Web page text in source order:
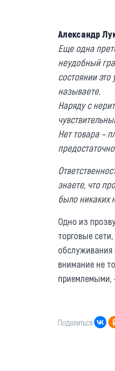
Александр
Еще одна
неудобный
состоянии
называете.
Наряду с
Нет товара –
знаете, что
было никаких
Одно из
торговые
обслуживания
внимание не
приемлемыми,
Поделиться: